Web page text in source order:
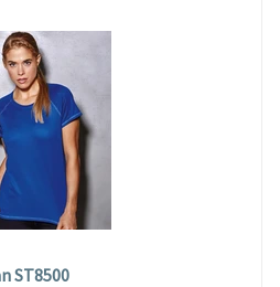
ST8500